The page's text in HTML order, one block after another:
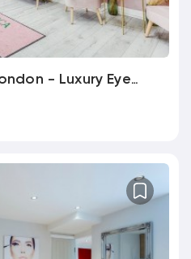
Chic Lash Boutique London - Luxury Eyelash Extensions Salon